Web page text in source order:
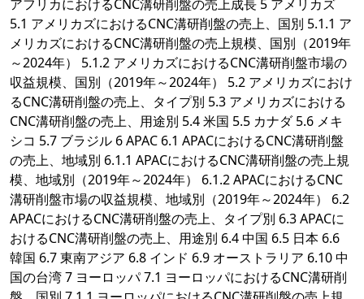
アフリカにおけるCNC溝研削盤の売上成長 5 アメリカズ
5.1 アメリカズにおけるCNC溝研削盤の売上、国別 5.1.1 ア
メリカズにおけるCNC溝研削盤の売上規模、国別（2019年
～2024年） 5.1.2 アメリカズにおけるCNC溝研削盤市場の
収益規模、国別（2019年～2024年） 5.2 アメリカズにおけ
るCNC溝研削盤の売上、タイプ別 5.3 アメリカズにおける
CNC溝研削盤の売上、用途別 5.4 米国 5.5 カナダ 5.6 メキ
シコ 5.7 ブラジル 6 APAC 6.1 APACにおけるCNC溝研削盤
の売上、地域別 6.1.1 APACにおけるCNC溝研削盤の売上規
模、地域別（2019年～2024年） 6.1.2 APACにおけるCNC
溝研削盤市場の収益規模、地域別（2019年～2024年） 6.2
APACにおけるCNC溝研削盤の売上、タイプ別 6.3 APACに
おけるCNC溝研削盤の売上、用途別 6.4 中国 6.5 日本 6.6
韓国 6.7 東南アジア 6.8 インド 6.9 オーストラリア 6.10 中
国の台湾 7 ヨーロッパ 7.1 ヨーロッパにおけるCNC溝研削